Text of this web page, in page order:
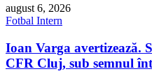
august 6, 2026
Fotbal Intern
Ioan Varga avertizează.
CFR Cluj, sub semnul